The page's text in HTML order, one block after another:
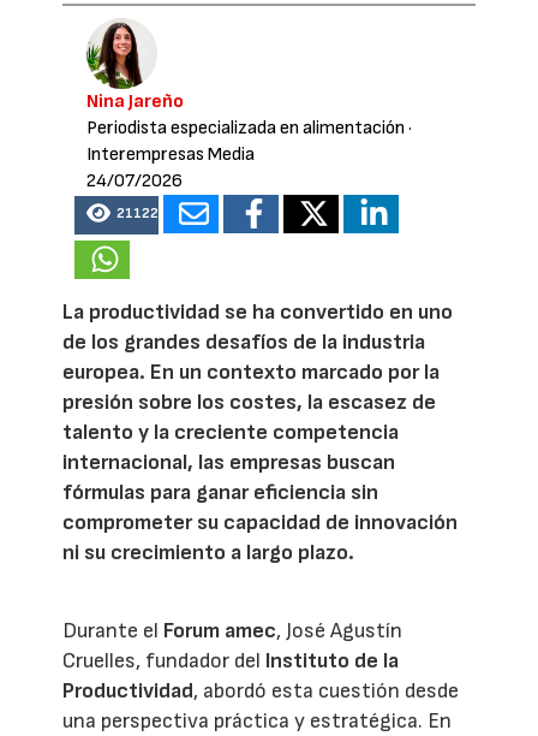
Nina Jareño
Periodista especializada en alimentación ·
Interempresas Media
24/07/2026
21122
La productividad se ha convertido en uno
de los grandes desafíos de la industria
europea. En un contexto marcado por la
presión sobre los costes, la escasez de
talento y la creciente competencia
internacional, las empresas buscan
fórmulas para ganar eficiencia sin
comprometer su capacidad de innovación
ni su crecimiento a largo plazo.
Durante el Forum amec, José Agustín
Cruelles, fundador del Instituto de la
Productividad, abordó esta cuestión desde
una perspectiva práctica y estratégica. En